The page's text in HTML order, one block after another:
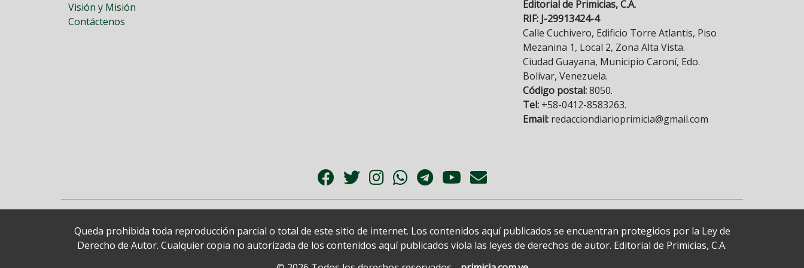
Visión y Misión
Contáctenos
Editorial de Primicias, C.A.
RIF: J-29913424-4
Calle Cuchivero, Edificio Torre Atlantis, Piso
Mezanina 1, Local 2, Zona Alta Vista.
Ciudad Guayana, Municipio Caroní, Edo.
Bolívar, Venezuela.
Código postal:8050.
Tel: +58-0412-8583263.
Email: redacciondiarioprimicia@gmail.com
Queda prohibida toda reproducción parcial o total de este sitio de internet. Los contenidos aquí publicados se encuentran protegidos por la Ley de
Derecho de Autor. Cualquier copia no autorizada de los contenidos aquí publicados viola las leyes de derechos de autor. Editorial de Primicias, C.A.